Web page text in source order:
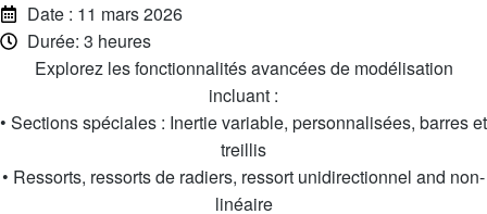
Date : 11 mars 2026
Durée: 3 heures
Explorez les fonctionnalités avancées de modélisation
incluant :
• Sections spéciales : Inertie variable, personnalisées, barres et
treillis
• Ressorts, ressorts de radiers, ressort unidirectionnel and non-
linéaire